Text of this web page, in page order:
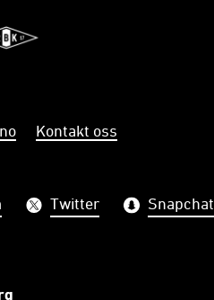
Kontakt oss
Twitter Snapchat